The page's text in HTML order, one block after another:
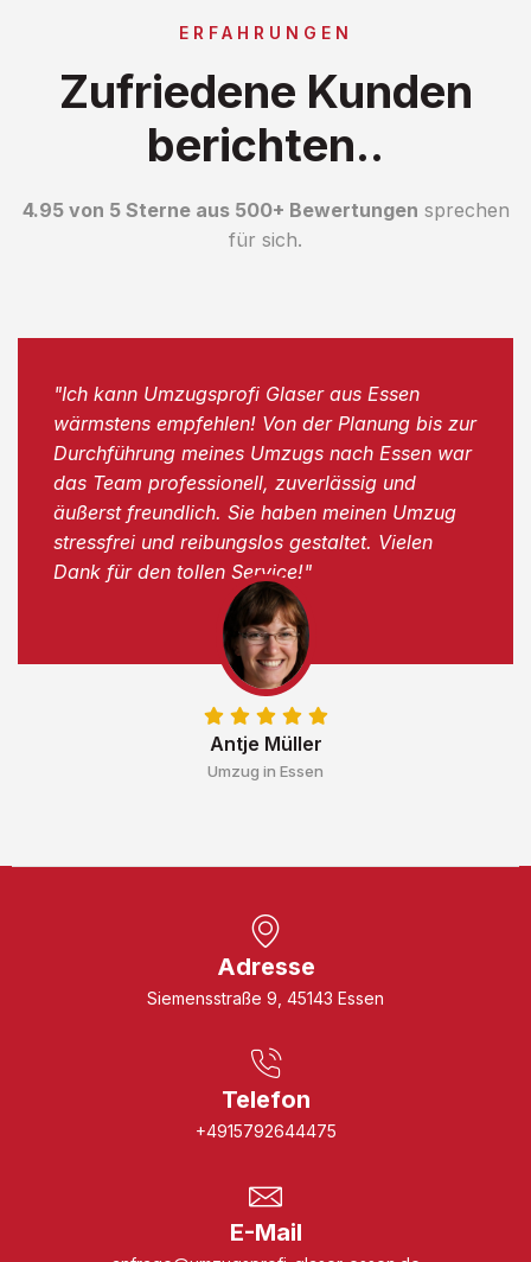
ERFAHRUNGEN
Zufriedene Kunden
berichten..
4.95 von 5 Sterne aus 500+ Bewertungen sprechen
für sich.
Antje Müller
Umzug in Essen
"Ich kann Umzugsprofi Glaser aus Essen
wärmstens empfehlen! Von der Planung bis zur
Durchführung meines Umzugs nach Essen war
das Team professionell, zuverlässig und
äußerst freundlich. Sie haben meinen Umzug
stressfrei und reibungslos gestaltet. Vielen
Dank für den tollen Service!"
Adresse
Siemensstraße 9, 45143 Essen
Telefon
+4915792644475
E-Mail